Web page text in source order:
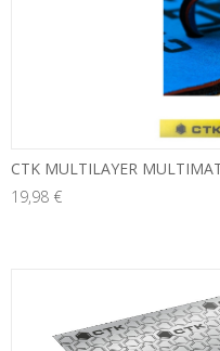
CTK MULTILAYER
19,98 €